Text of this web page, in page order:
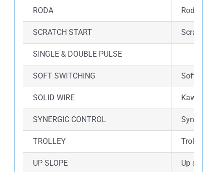
RODA Roda
SCRATCH START Scratch
SINGLE & DOUBLE PULSE
SOFT SWITCHING Soft
SOLID WIRE Kawat ini
SYNERGIC CONTROL Synergic
TROLLEY Trolley
UP SLOPE Up slope